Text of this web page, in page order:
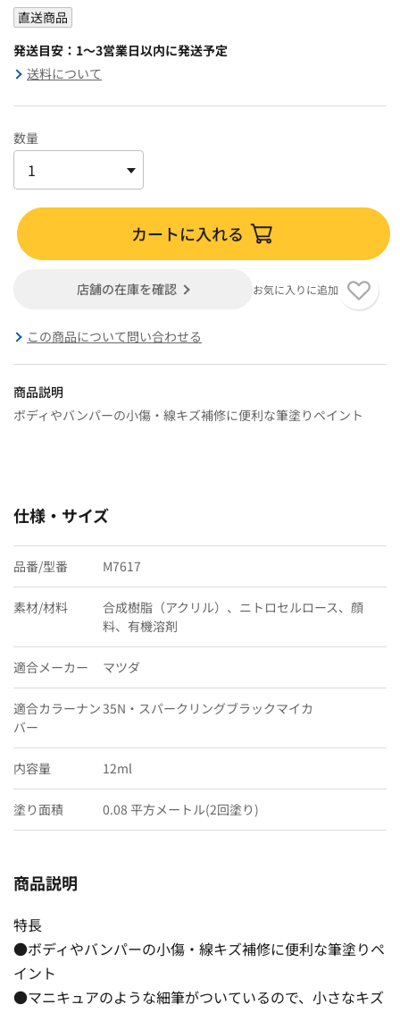
直送商品
発送目安：1～3営業日以内に発送予定
送料について
数量
カートに入れる
店舗の在庫を確認 お気に入りに追加
この商品について問い合わせる
商品説明
ボディやバンパーの小傷・線キズ補修に便利な筆塗りペイント
仕様・サイズ
品番/型番 M7617
素材/材料
合成樹脂（アクリル）、ニトロセルロース、顔
料、有機溶剤
適合メーカー マツダ
適合カラーナン
バー
35N・スパークリングブラックマイカ
内容量 12ml
塗り面積 0.08 平方メートル(2回塗り)
商品説明
特長
●ボディやバンパーの小傷・線キズ補修に便利な筆塗りペ
イント
●マニキュアのような細筆がついているので、小さなキズ